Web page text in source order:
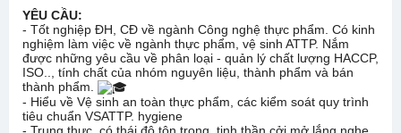
YÊU CẦU:
- Tốt nghiệp ĐH, CĐ về ngành Công nghệ thực phẩm. Có kinh
nghiệm làm việc về ngành thực phẩm, vệ sinh ATTP. Nắm
được những yêu cầu về phân loại - quản lý chất lượng HACCP,
ISO.., tính chất của nhóm nguyên liệu, thành phẩm và bán
thành phẩm.
- Hiểu về Vệ sinh an toàn thực phẩm, các kiểm soát quy trình
tiêu chuẩn VSATTP. hygiene